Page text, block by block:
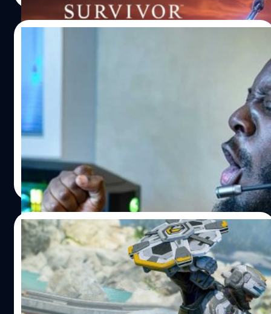
ออกไปแตะหญ้าเถอะนะ!! แรปเปอร์ T-Pain
เผาผู้เล่น Apex Legends ที่คุกคามทีม
T-Pain หรือชื่อในวงการแบบเต็ม ๆ 'Tylenol Painrelief' ที่แปล
ว่ายาลดไข้ที่ทุกคนน่าจะเคยกินรักษาไข้กันมาก่อน เป็นอีกหนึ่ง
ในแรปเปอร์ผู้ผันตัวมาสตรีมเมอร์บนแพลตฟอร์ม Twitch ได้
ออกความเห็นบน Twitter เกี่ยวกับประเด็นที่ผู้เล่น Apex
Legends บางส่วนที่ไม่พอใจกับทีมงานจนออกมาคุกคามชีวิต
ความเป็นส่วนตัวของพวกเขา ซึ่ง T-Pain ได้กล่าวต่อว่ากับคน
กลุ่มนี้ว่า "พวกนายใจเย็น ๆ กันหน่อยดิ!! สิ่งที่พวกนายกำลัง
ทำคือไปล้ำเส้นชีวิตความเป็นอยู่ของคนทำงานคนหนึ่งเพราะ
แค่เรื่องเกมนะ ถ้าเกลียดขนาดถึงขั้นต้องไปล้ำเส้นชีวิตของคน
ทำงานก็ไปเล่นเกมอื่นเถอะ เดินออกจากหน้าจอคอมหรือคอน
โซลนายน่ะ" หรือให้ย่อแบบภาษาชาวบ้านก็ 'ถ้าเครียดเพราะ
เกมจัดก็ปิดจอ และออกไปแตะหญ้าบ้าง'
กรณ์รัฐภาส ธนวัตไชยศรี| 1408 days ago
Read More
10/07/2022
Respawn รับสมัครทีมสร้างเกมเล่นคนเดียว
จากจักรวาล Apex Legends
Respawn Entertainment ประกาศรับสมัครทีมงานเพื่อมา